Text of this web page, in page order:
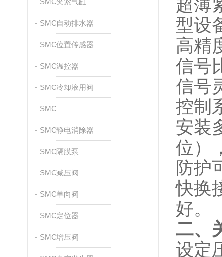
SMC夹紧气缸
SMC自动排水器
SMC位置传感器
SMC温控器
SMC冷却液用阀
SMC
SMC静电消除器
SMC隔膜泵
SMC减压阀
SMC单向阀
SMC定位器
SMC增压阀
超薄
型设
高精
信号
信号
控制
安装
位）
防护
快换
好。
二、
设定